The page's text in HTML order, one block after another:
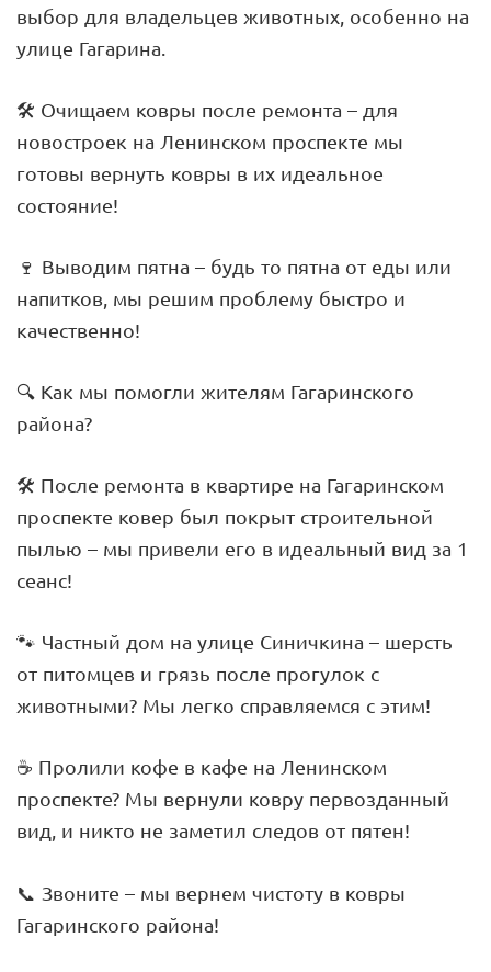
выбор для владельцев животных, особенно на
улице Гагарина.
🛠 Очищаем ковры после ремонта – для
новостроек на Ленинском проспекте мы
готовы вернуть ковры в их идеальное
состояние!
🍷 Выводим пятна – будь то пятна от еды или
напитков, мы решим проблему быстро и
качественно!
🔍 Как мы помогли жителям Гагаринского
района?
🛠️ После ремонта в квартире на Гагаринском
проспекте ковер был покрыт строительной
пылью – мы привели его в идеальный вид за 1
сеанс!
🐾 Частный дом на улице Синичкина – шерсть
от питомцев и грязь после прогулок с
животными? Мы легко справляемся с этим!
☕ Пролили кофе в кафе на Ленинском
проспекте? Мы вернули ковру первозданный
вид, и никто не заметил следов от пятен!
📞 Звоните – мы вернем чистоту в ковры
Гагаринского района!